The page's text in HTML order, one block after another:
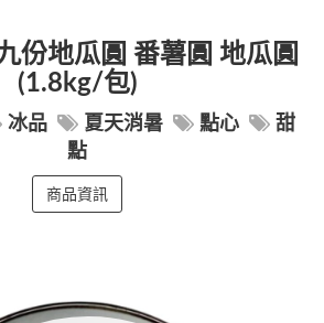
份地瓜圓 番薯圓 地瓜圓
(1.8kg/包)
冰品 夏天消暑 點心
甜
點
商品資訊